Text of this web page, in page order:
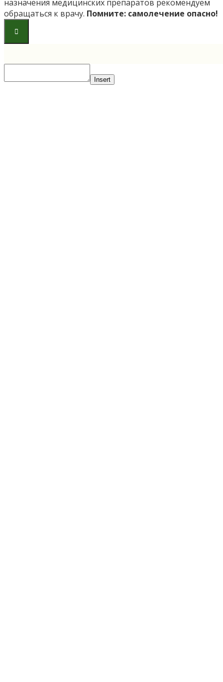
назначения медицинских препаратов рекомендуем
обращаться к врачу. Помните: самолечение опасно!
Insert